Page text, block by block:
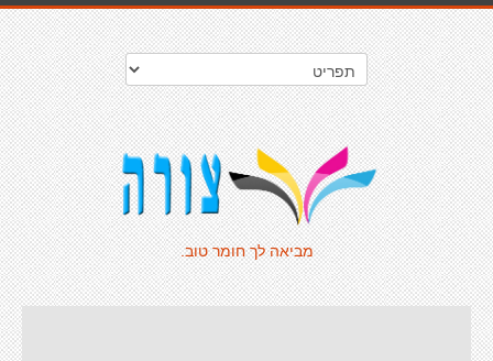
מביאה לך חומר טוב.